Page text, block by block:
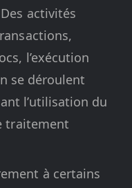
activités
l’exécution
se déroulent
l’utilisation du
traitement
à certains